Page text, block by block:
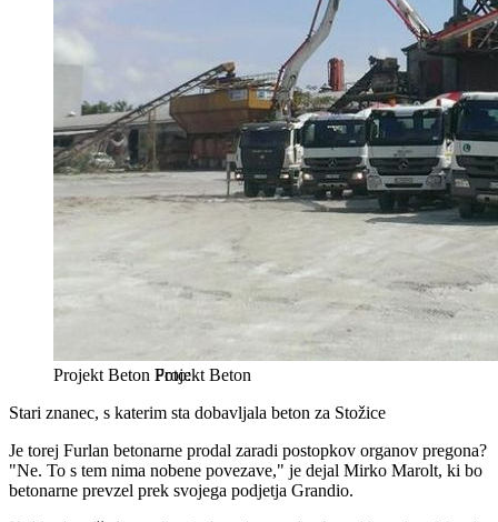
Projekt Beton Projekt Beton
Stari znanec, s katerim sta dobavljala beton za Stožice
Je torej Furlan betonarne prodal zaradi postopkov organov pregona?
"Ne. To s tem nima nobene povezave," je dejal Mirko Marolt, ki bo
betonarne prevzel prek svojega podjetja Grandio.